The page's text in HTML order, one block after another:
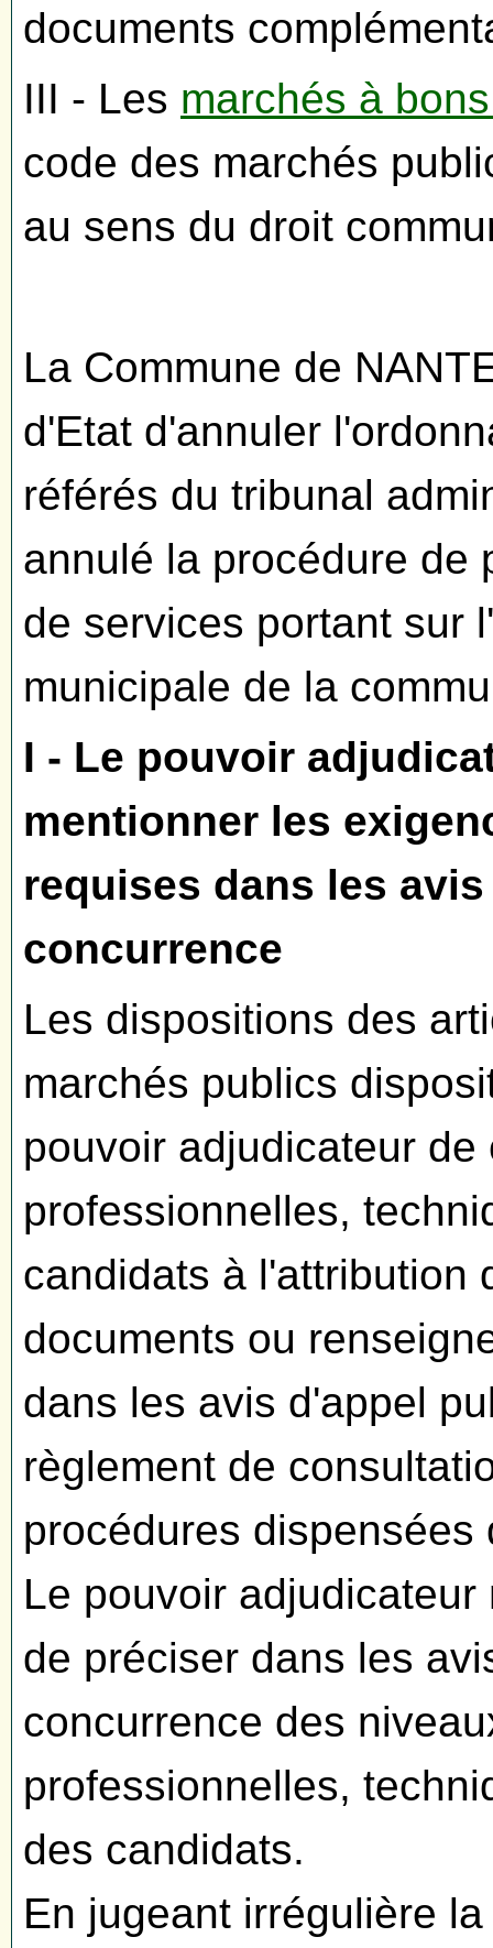
documents
III - Les marchés à
code des marchés
au sens du droit
La Commune de
d'Etat d'annuler
référés du tribunal
annulé la procédure de
de services portant sur
municipale de la
I - Le pouvoir
mentionner les
requises dans les
concurrence
Les dispositions des
marchés publics
pouvoir adjudicateur
professionnelles,
candidats à l'attribution
documents ou
dans les avis d'appel
règlement de
procédures
Le pouvoir
de préciser dans les
concurrence des
professionnelles,
des candidats.
En jugeant irrégulière la